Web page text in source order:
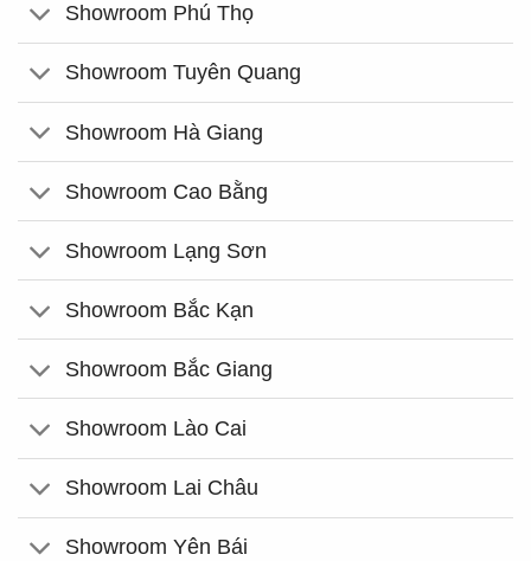
Showroom Phú Thọ
Showroom Tuyên Quang
Showroom Hà Giang
Showroom Cao Bằng
Showroom Lạng Sơn
Showroom Bắc Kạn
Showroom Bắc Giang
Showroom Lào Cai
Showroom Lai Châu
Showroom Yên Bái